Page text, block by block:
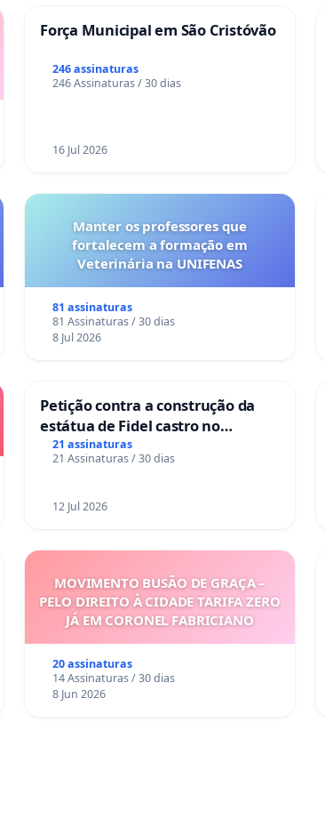
Força Municipal em São Cristóvão
246 assinaturas
246 Assinaturas / 30 dias
16 Jul 2026
Manter os professores que
fortalecem a formação em
Veterinária na UNIFENAS
81 assinaturas
81 Assinaturas / 30 dias
8 Jul 2026
Petição contra a construção da
estátua de Fidel castro no
mirante do Caju
21 assinaturas
21 Assinaturas / 30 dias
12 Jul 2026
MOVIMENTO BUSÃO DE GRAÇA –
PELO DIREITO À CIDADE TARIFA ZERO
JÁ EM CORONEL FABRICIANO
20 assinaturas
14 Assinaturas / 30 dias
8 Jun 2026